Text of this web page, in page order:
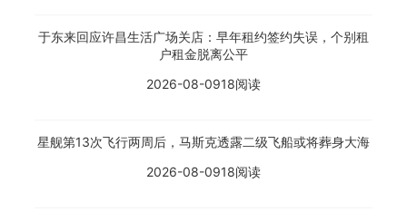
于东来回应许昌生活广场关店：早年租约签约失误，个别租
户租金脱离公平
2026-08-0918阅读
星舰第13次飞行两周后，马斯克透露二级飞船或将葬身大海
2026-08-0918阅读